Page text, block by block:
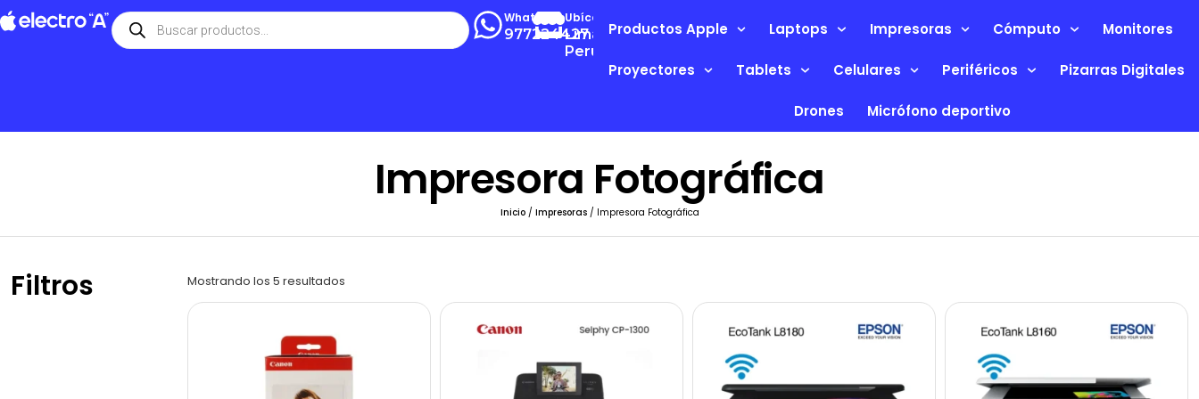
Whatsapp
977224427
Ubícanos
Lima-
Perú
Productos Apple Laptops Impresoras Cómputo Monitores
Proyectores Tablets Celulares Periféricos Pizarras Digitales
Drones Micrófono deportivo
Impresora Fotográfica
Inicio/ Impresoras/ Impresora Fotográfica
Filtros Mostrando los 5 resultados